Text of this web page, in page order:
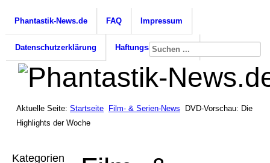
Phantastik-News.de FAQ Impressum
Datenschutzerklärung Haftungsausschluss
Aktuelle Seite: Startseite Film- & Serien-News
DVD-Vorschau: Die
Highlights der Woche
Kategorien